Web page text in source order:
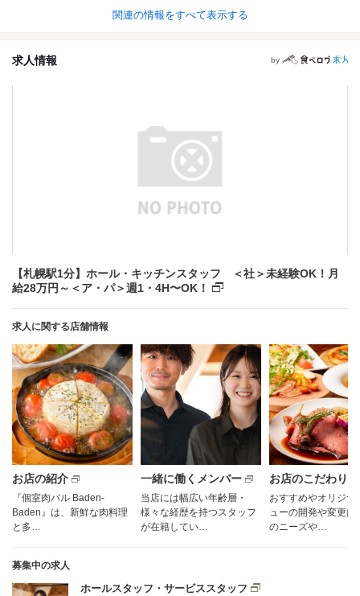
関連の情報をすべて表示する
求人情報 by
【札幌駅1分】ホール・キッチンスタッフ ＜社＞未経験OK！月
給28万円～＜ア・パ＞週1・4H〜OK！
求人に関する店舗情報
お店の紹介
『個室肉バル Baden-
Baden』は、新鮮な肉料理
と多…
一緒に働くメンバー
当店には幅広い年齢層・
様々な経歴を持つスタッフ
が在籍してい…
お店のこだわり
おすすめやオリジナ
ューの開発や変更は
のニーズや…
募集中の求人
ホールスタッフ・サービススタッフ